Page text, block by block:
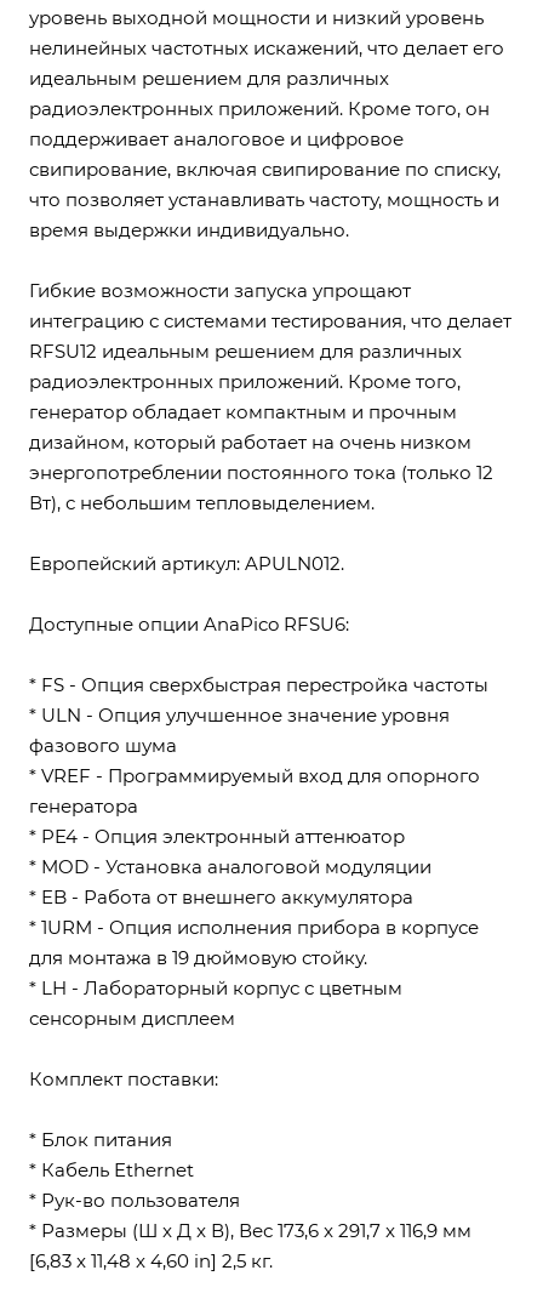
уровень выходной мощности и низкий уровень
нелинейных частотных искажений, что делает его
идеальным решением для различных
радиоэлектронных приложений. Кроме того, он
поддерживает аналоговое и цифровое
свипирование, включая свипирование по списку,
что позволяет устанавливать частоту, мощность и
время выдержки индивидуально.
Гибкие возможности запуска упрощают
интеграцию с системами тестирования, что делает
RFSU12 идеальным решением для различных
радиоэлектронных приложений. Кроме того,
генератор обладает компактным и прочным
дизайном, который работает на очень низком
энергопотреблении постоянного тока (только 12
Вт), с небольшим тепловыделением.
Европейский артикул: APULN012.
Доступные опции AnaPico RFSU6:
* FS - Опция сверхбыстрая перестройка частоты
* ULN - Опция улучшенное значение уровня
фазового шума
* VREF - Программируемый вход для опорного
генератора
* PE4 - Опция электронный аттенюатор
* MOD - Установка аналоговой модуляции
* EB - Работа от внешнего аккумулятора
* 1URM - Опция исполнения прибора в корпусе
для монтажа в 19 дюймовую стойку.
* LH - Лабораторный корпус с цветным
сенсорным дисплеем
Комплект поставки:
* Блок питания
* Кабель Ethernet
* Рук-во пользователя
* Размеры (Ш x Д x В), Вес 173,6 x 291,7 x 116,9 мм
[6,83 x 11,48 x 4,60 in] 2,5 кг.